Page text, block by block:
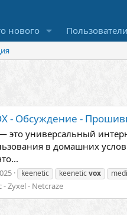
нового Пользователи
- Обсуждение -
— это универсальный
в домашних
keenetic keeneticvox
Zyxel - Netcraze